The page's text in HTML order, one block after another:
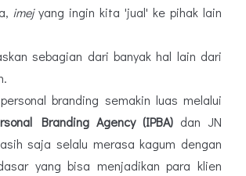
imejyang ingin kita 'jual' ke pihak lain
sebagian dari banyak hal lain dari
branding semakin luas melalui
Branding Agency (IPBA) dan JN
saja selalu merasa kagum dengan
yang bisa menjadikan para klien